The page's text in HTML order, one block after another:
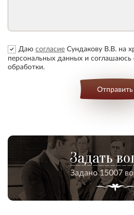
Даю согласие Сундакову В.В. на
персональных данных и соглашаюсь
обработки.
Отправить
Задать
Задано 15007